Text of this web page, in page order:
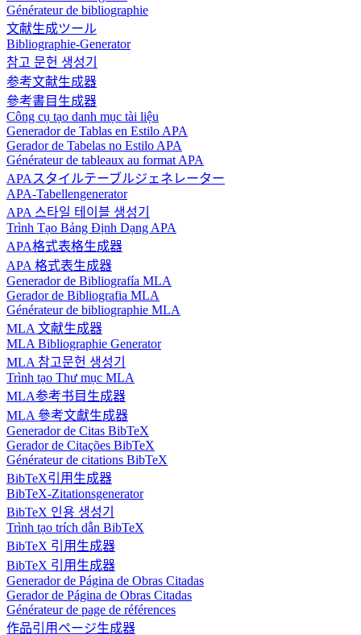
Générateur de bibliographie
文献生成ツール
Bibliographie-Generator
참고 문헌 생성기
参考文献生成器
參考書目生成器
Công cụ tạo danh mục tài liệu
Generador de Tablas en Estilo APA
Gerador de Tabelas no Estilo APA
Générateur de tableaux au format APA
APAスタイルテーブルジェネレーター
APA-Tabellengenerator
APA 스타일 테이블 생성기
Trình Tạo Bảng Định Dạng APA
APA格式表格生成器
APA 格式表生成器
Generador de Bibliografía MLA
Gerador de Bibliografia MLA
Générateur de bibliographie MLA
MLA 文献生成器
MLA Bibliographie Generator
MLA 참고문헌 생성기
Trình tạo Thư mục MLA
MLA参考书目生成器
MLA 參考文獻生成器
Generador de Citas BibTeX
Gerador de Citações BibTeX
Générateur de citations BibTeX
BibTeX引用生成器
BibTeX-Zitationsgenerator
BibTeX 인용 생성기
Trình tạo trích dẫn BibTeX
BibTeX 引用生成器
BibTeX 引用生成器
Generador de Página de Obras Citadas
Gerador de Página de Obras Citadas
Générateur de page de références
作品引用ページ生成器